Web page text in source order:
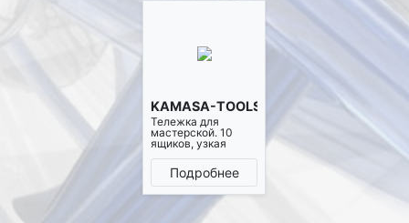
KAMASA-TOOLS K7648
Тележка для
мастерской. 10
ящиков, узкая
Подробнее